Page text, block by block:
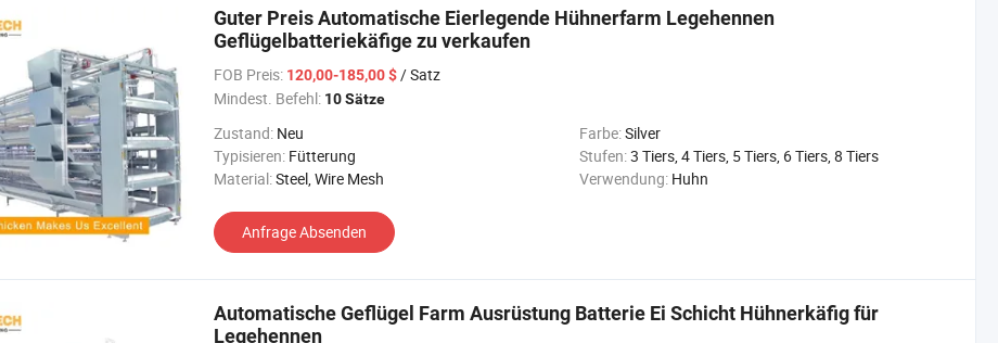
Guter Preis Automatische Eierlegende Hühnerfarm Legehennen
Geflügelbatteriekäfige zu verkaufen
FOB Preis: 120,00-185,00 $/ Satz
Mindest. Befehl: 10 Sätze
Zustand: Neu Farbe:Silver
Typisieren: Fütterung Stufen:3 Tiers, 4 Tiers, 5 Tiers, 6 Tiers, 8 Tiers
Material:Steel, Wire Mesh Verwendung: Huhn
Anfrage Absenden
Automatische Geflügel Farm Ausrüstung Batterie Ei Schicht Hühnerkäfig für
Legehennen